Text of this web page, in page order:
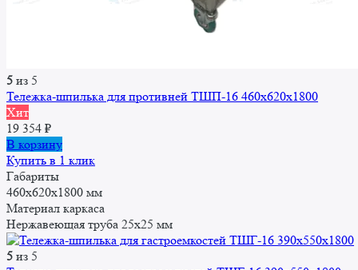
5 из 5
Тележка-шпилька для противней ТШП-16 460x620x1800
Хит
19 354 ₽
В корзину
Купить в 1 клик
Габариты
460x620x1800 мм
Материал каркаса
Нержавеющая труба 25x25 мм
5 из 5